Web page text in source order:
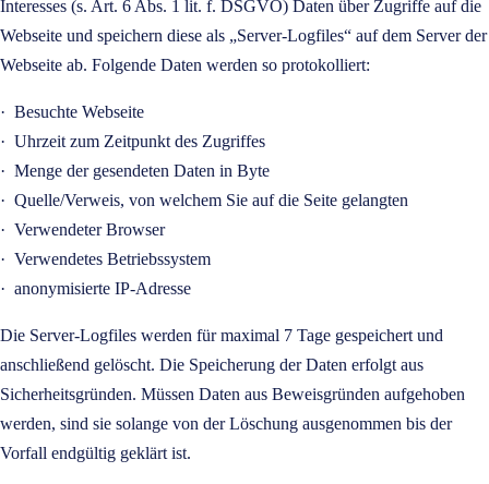
Interesses (s. Art. 6 Abs. 1 lit. f. DSGVO) Daten über Zugriffe auf die
Webseite und speichern diese als „Server-Logfiles“ auf dem Server der
Webseite ab. Folgende Daten werden so protokolliert:
· Besuchte Webseite
· Uhrzeit zum Zeitpunkt des Zugriffes
· Menge der gesendeten Daten in Byte
· Quelle/Verweis, von welchem Sie auf die Seite gelangten
· Verwendeter Browser
· Verwendetes Betriebssystem
· anonymisierte IP-Adresse
Die Server-Logfiles werden für maximal 7 Tage gespeichert und
anschließend gelöscht. Die Speicherung der Daten erfolgt aus
Sicherheitsgründen. Müssen Daten aus Beweisgründen aufgehoben
werden, sind sie solange von der Löschung ausgenommen bis der
Vorfall endgültig geklärt ist.